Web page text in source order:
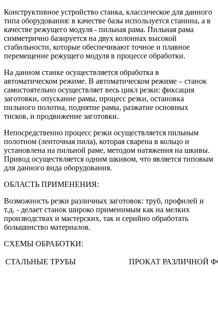
Конструктивное устройство станка, классическое для данного
типа оборудования: в качестве базы используется станина, а в
качестве режущего модуля - пильная рама. Пильная рама
симметрично базируется на двух колоннах высокой
стабильности, которые обеспечивают точное и плавное
перемещение режущего модуля в процессе обработки.
На данном станке осуществляется обработка в
автоматическом режиме. В автоматическом режиме – станок
самостоятельно осуществляет весь цикл резки: фиксация
заготовки, опускание рамы, процесс резки, остановка
пильного полотна, поднятие рамы, разжатие основных
тисков, и продвижение заготовки.
Непосредственно процесс резки осуществляется пильным
полотном (ленточная пила), которая сварена в кольцо и
установлена на пильной раме, методом натяжения на шкивы.
Привод осуществляется одним шкивом, что является типовым
для данного вида оборудования.
ОБЛАСТЬ ПРИМЕНЕНИЯ:
Возможность резки различных заготовок: труб, профилей и
т.д. - делает станок широко применимым как на мелких
производствах и мастерских, так и серийно обработать
большинство материалов.
СХЕМЫ ОБРАБОТКИ:
СТАЛЬНЫЕ ТРУБЫ ПРОКАТ РАЗЛИЧНОЙ